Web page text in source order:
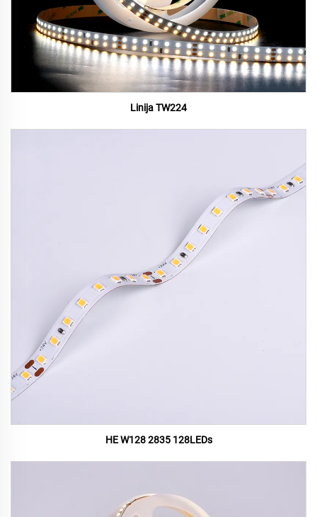
Linija TW224
HE W128 2835 128LEDs